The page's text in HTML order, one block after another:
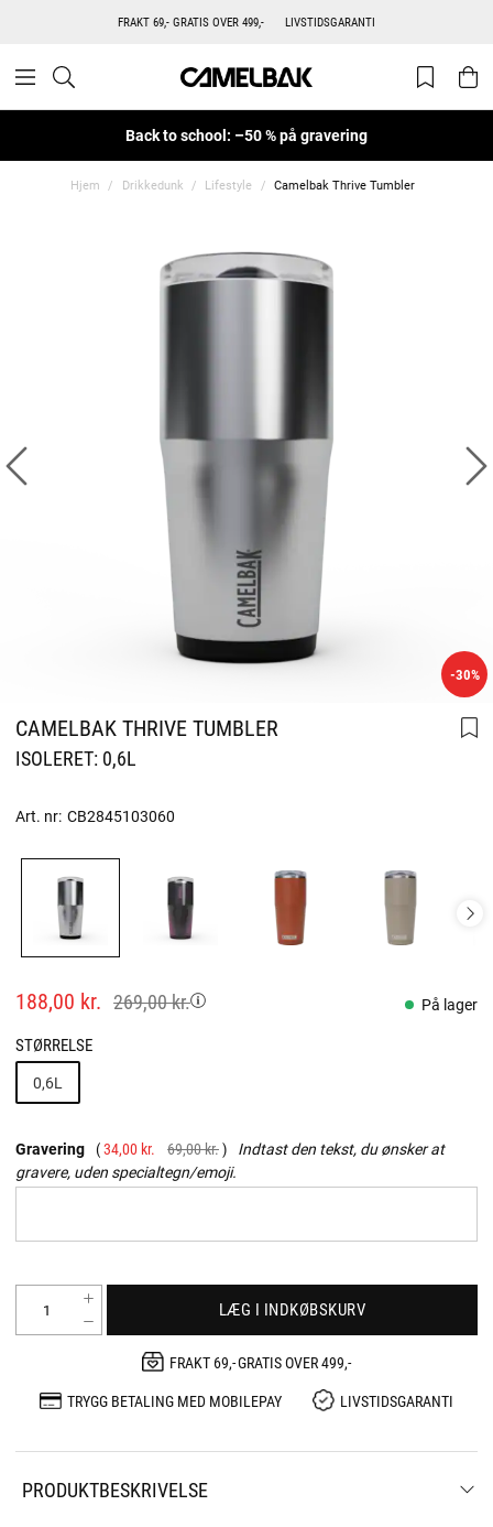
FRAKT 69,- GRATIS OVER 499,- LIVSTIDSGARANTI
Back to school: –50 % på gravering
Hjem Drikkedunk Lifestyle Camelbak Thrive Tumbler
-30%
CAMELBAK THRIVE TUMBLER
ISOLERET: 0,6L
Art. nr: CB2845103060
188,00 kr. 269,00 kr. På lager
STØRRELSE
0,6L
Gravering 34,00 kr. 69,00 kr.
Indtast den tekst, du ønsker at
gravere, uden specialtegn/emoji.
LÆG I INDKØBSKURV
FRAKT 69,- GRATIS OVER 499,-
TRYGG BETALING MED MOBILEPAY
LIVSTIDSGARANTI
PRODUKTBESKRIVELSE